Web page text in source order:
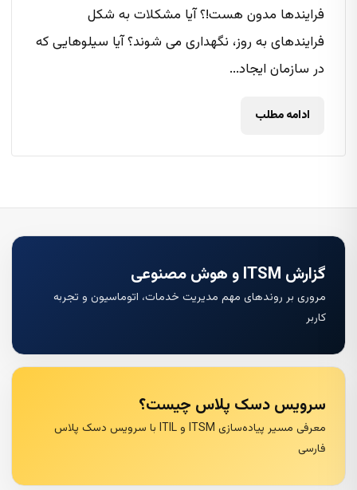
فرایندها مدون هست!؟ آیا مشکلات به شکل
فرایندهای به روز، نگهداری می شوند؟ آیا سیلوهایی که
در سازمان ایجاد...
ادامه مطلب
گزارش ITSM و هوش مصنوعی
مروری بر روندهای مهم مدیریت خدمات، اتوماسیون و تجربه
کاربر
سرویس دسک پلاس چیست؟
معرفی مسیر پیاده‌سازی ITSM و ITIL با سرویس دسک پلاس
فارسی